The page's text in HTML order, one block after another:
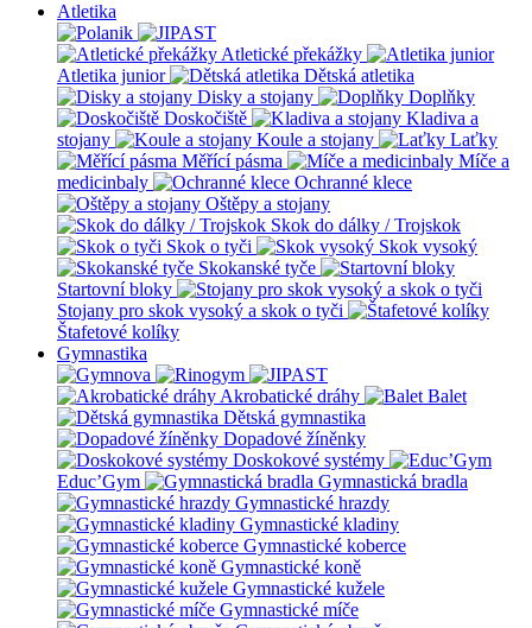
Atletika
Atletické překážky
Atletika junior
Dětská atletika
Disky a stojany
Doplňky
Doskočiště
Kladiva a
stojany
Koule a stojany
Laťky
Měřící pásma
Míče a
medicinbaly
Ochranné klece
Oštěpy a stojany
Skok do dálky / Trojskok
Skok o tyči
Skok vysoký
Skokanské tyče
Startovní bloky
Stojany pro skok vysoký a skok o tyči
Štafetové kolíky
Gymnastika
Akrobatické dráhy
Balet
Dětská gymnastika
Dopadové žíněnky
Doskokové systémy
Educ’Gym
Gymnastická bradla
Gymnastické hrazdy
Gymnastické kladiny
Gymnastické koberce
Gymnastické koně
Gymnastické kužele
Gymnastické míče